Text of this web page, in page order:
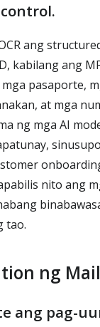
control.
ang
kabilang ang
pasaporte,
at mga
ng mga AI
nito ang
tao.
ng
ang pag-